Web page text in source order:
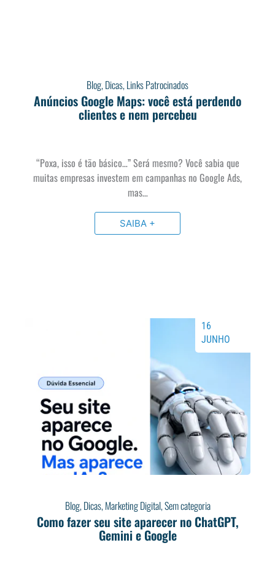
Blog,Dicas,Links Patrocinados
Anúncios Google Maps: você está perdendo
clientes e nem percebeu
“Poxa, isso é tão básico…” Será mesmo? Você sabia que
muitas empresas investem em campanhas no Google Ads,
mas…
SAIBA +
Blog,Dicas,Marketing Digital,Sem categoria
Como fazer seu site aparecer no ChatGPT,
Gemini e Google
16
JUNHO